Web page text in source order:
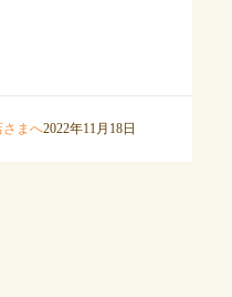
さまへ2022年11月18日